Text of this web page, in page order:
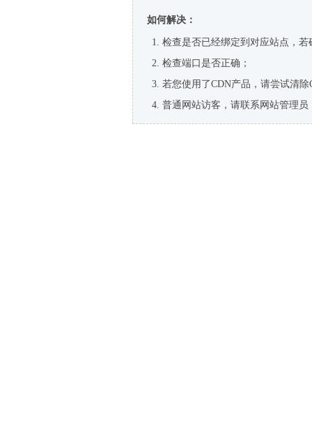
如何解决：
检查是否已经绑定到对应站点，
检查端口是否正确；
若您使用了CDN产品，请尝试清除
普通网站访客，请联系网站管理员